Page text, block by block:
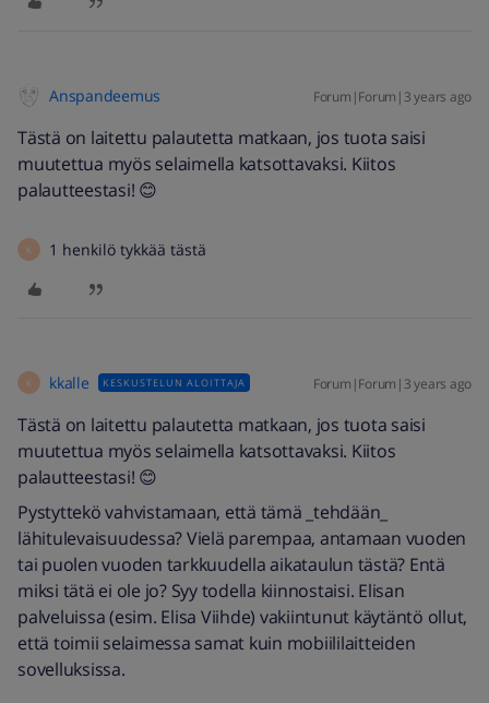
Anspandeemus Forum|Forum|3 years ago
Tästä on laitettu palautetta matkaan, jos tuota saisi
muutettua myös selaimella katsottavaksi. Kiitos
palautteestasi! 😊
K 1 henkilö tykkää tästä
K kkalle KESKUSTELUN ALOITTAJA Forum|Forum|3 years ago
Tästä on laitettu palautetta matkaan, jos tuota saisi
muutettua myös selaimella katsottavaksi. Kiitos
palautteestasi! 😊
Pystyttekö vahvistamaan, että tämä _tehdään_
lähitulevaisuudessa? Vielä parempaa, antamaan vuoden
tai puolen vuoden tarkkuudella aikataulun tästä? Entä
miksi tätä ei ole jo? Syy todella kiinnostaisi. Elisan
palveluissa (esim. Elisa Viihde) vakiintunut käytäntö ollut,
että toimii selaimessa samat kuin mobiililaitteiden
sovelluksissa.